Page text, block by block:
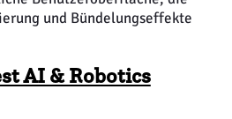
und Bündelungseffekte
AI & Robotics